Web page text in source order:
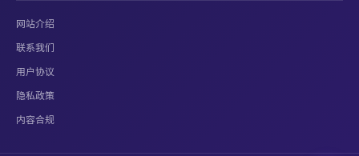
网站介绍
联系我们
用户协议
隐私政策
内容合规